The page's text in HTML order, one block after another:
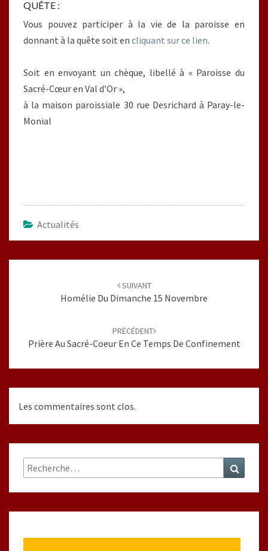
QUÊTE :
Vous pouvez participer à la vie de la paroisse en
donnant à la quête soit en cliquant sur ce lien.
Soit en envoyant un chèque, libellé à « Paroisse du
Sacré-Cœur en Val d’Or »,
à la maison paroissiale 30 rue Desrichard à Paray-le-
Monial
Actualités
SUIVANT
Homélie Du Dimanche 15 Novembre
PRÉCÉDENT
Prière Au Sacré-Coeur En Ce Temps De Confinement
Les commentaires sont clos.
Rechercher :